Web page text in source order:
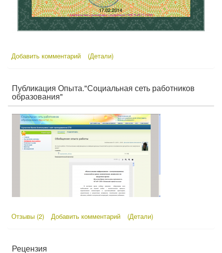
Добавить комментарий (Детали)
Публикация Опыта."Социальная сеть работников
образования"
Отзывы (2) Добавить комментарий (Детали)
Рецензия